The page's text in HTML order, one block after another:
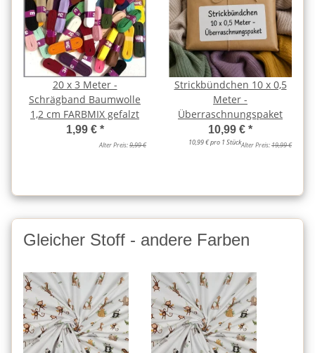
20 x 3 Meter -
Schrägband Baumwolle
1,2 cm FARBMIX gefalzt
1,99 € *
Alter Preis:9,99 €
Strickbündchen 10 x 0,5
Meter -
Überraschnungspaket
10,99 € *
10,99 € pro 1 StückAlter Preis:19,99 €
Gleicher Stoff - andere Farben